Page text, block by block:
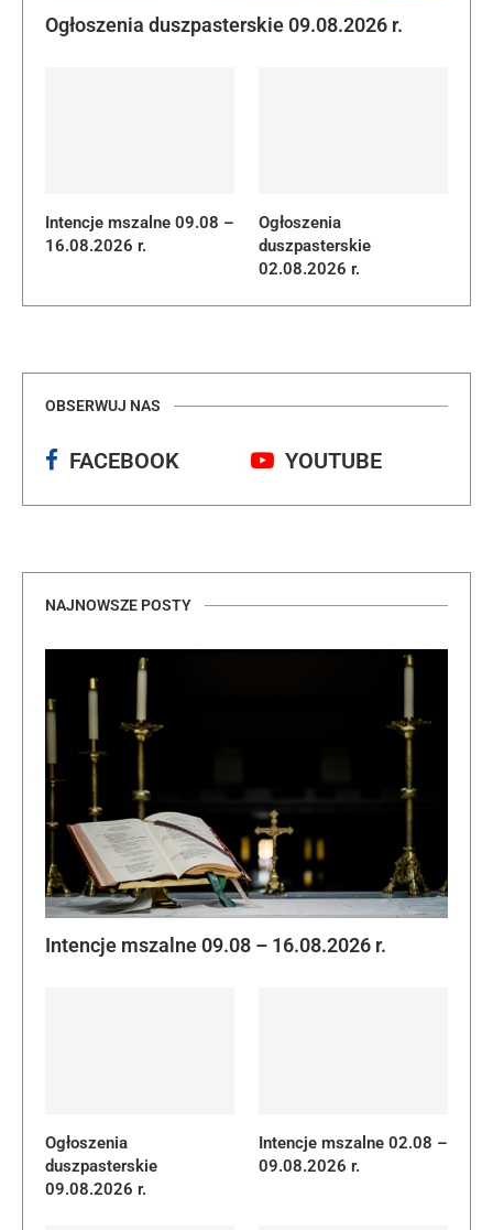
Ogłoszenia duszpasterskie 09.08.2026 r.
Intencje mszalne 09.08 –
16.08.2026 r.
Ogłoszenia
duszpasterskie
02.08.2026 r.
OBSERWUJ NAS
FACEBOOK YOUTUBE
NAJNOWSZE POSTY
Intencje mszalne 09.08 – 16.08.2026 r.
Ogłoszenia
duszpasterskie
09.08.2026 r.
Intencje mszalne 02.08 –
09.08.2026 r.